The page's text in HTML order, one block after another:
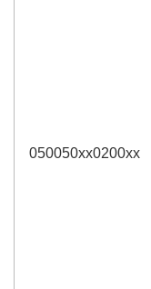
050050xx0200xx